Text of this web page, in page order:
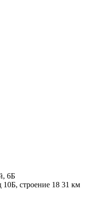
6Б
10Б, строение 18 31 км